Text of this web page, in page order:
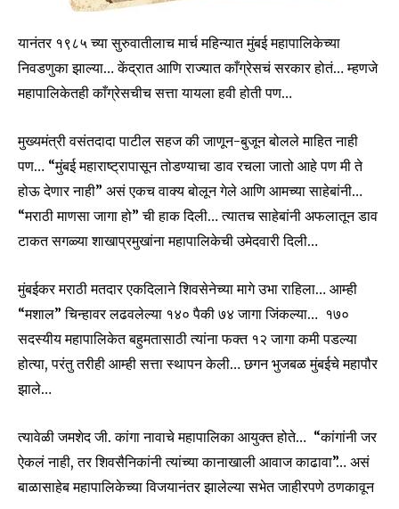
यानंतर १९८५ च्या सुरुवातीलाच मार्च महिन्यात मुंबई महापालिकेच्या
निवडणुका झाल्या… केंद्रात आणि राज्यात काँग्रेसचं सरकार होतं… म्हणजे
महापालिकेतही काँग्रेसचीच सत्ता यायला हवी होती पण…
मुख्यमंत्री वसंतदादा पाटील सहज की जाणून-बुजून बोलले माहित नाही
पण… “मुंबई महाराष्ट्रापासून तोडण्याचा डाव रचला जातो आहे पण मी ते
होऊ देणार नाही” असं एकच वाक्य बोलून गेले आणि आमच्या साहेबांनी…
“मराठी माणसा जागा हो” ची हाक दिली… त्यातच साहेबांनी अफलातून डाव
टाकत सगळ्या शाखाप्रमुखांना महापालिकेची उमेदवारी दिली…
मुंबईकर मराठी मतदार एकदिलाने शिवसेनेच्या मागे उभा राहिला… आम्ही
“मशाल” चिन्हावर लढवलेल्या १४० पैकी ७४ जागा जिंकल्या… १७०
सदस्यीय महापालिकेत बहुमतासाठी त्यांना फक्त १२ जागा कमी पडल्या
होत्या, परंतु तरीही आम्ही सत्ता स्थापन केली… छगन भुजबळ मुंबईचे महापौर
झाले…
त्यावेळी जमशेद जी. कांगा नावाचे महापालिका आयुक्त होते… “कांगांनी जर
ऐकलं नाही, तर शिवसैनिकांनी त्यांच्या कानाखाली आवाज काढावा”… असं
बाळासाहेब महापालिकेच्या विजयानंतर झालेल्या सभेत जाहीरपणे ठणकावून